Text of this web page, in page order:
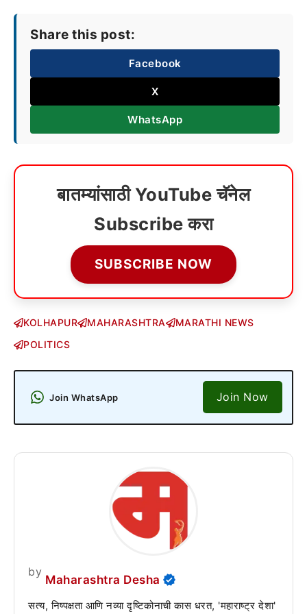
Share this post:
Facebook
X
WhatsApp
बातम्यांसाठी YouTube चॅनेल
Subscribe करा
SUBSCRIBE NOW
KOLHAPUR MAHARASHTRA
MARATHI NEWS
POLITICS
Join WhatsApp Join Now
by
Maharashtra Desha
सत्य, निष्पक्षता आणि नव्या दृष्टिकोनाची कास धरत, 'महाराष्ट्र देशा'